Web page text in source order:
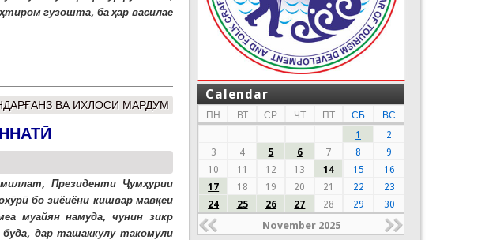
гузошта, ба ҳар василае
ВА ИХЛОСИ МАРДУМ
Президенти Ҷумҳурии
бо зиёиёни кишвар мавқеи
муайян намуда, чунин зикр
дар ташаккулу такомули
Calendar
ПН ВТ СР ЧТ ПТ СБ
ВС
1
2
3
4 5 6 7 8
9
10
11 12 13 14 15
16
17
18 19 20 21 22
23
24
25 26 27 28 29 30
November 2025